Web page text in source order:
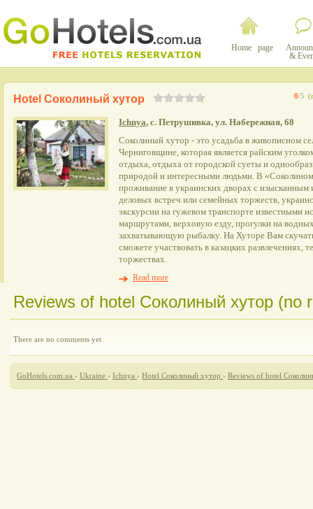
Home page
&
0/5
Hotel Соколиный хутор
Ichnya, с. Петрушивка, ул. Набережная, 68
Соколиный хутор - это усадьба в живописном
Черниговщине, которая является райским
отдыха, отдыха от городской суеты и
природой и интересными людьми. В
проживание в украинских дворах с изысканным
деловых встреч или семейных торжеств,
экскурсии на гужевом транспорте известными
маршрутами, верховую езду, прогулки на
захватывающую рыбалку. На Хуторе Вам
сможете участвовать в казацких развлечениях,
торжествах.
Read more
Reviews of hotel Соколиный хутор (no
There are no comments yet
GoHotels.com.ua › Ukraine › Ichnya › Hotel Соколиный хутор › Reviews of hotel